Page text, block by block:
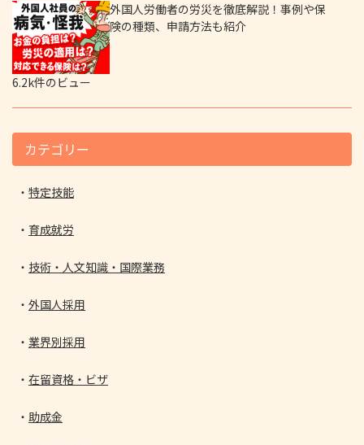
外国人労働者の労災を徹底解説！事例や保
険の種類、申請方法も紹介
6.2k件のビュー
カテゴリー
特定技能
育成就労
技術・人文知識・国際業務
外国人採用
業界別採用
在留資格・ビザ
助成金